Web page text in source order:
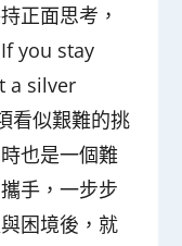
正面思考，
you stay
a silver
看似艱難的挑
也是一個難
手，一步步
困境後，就